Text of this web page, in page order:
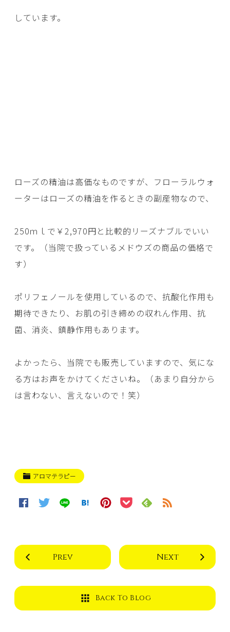
しています。
ローズの精油は高価なものですが、フローラルウォ
ーターはローズの精油を作るときの副産物なので、
250ｍｌで￥2,970円と比較的リーズナブルでいい
です。（当院で扱っているメドウズの商品の価格で
す）
ポリフェノールを使用しているので、抗酸化作用も
期待できたり、お肌の引き締めの収れん作用、抗
菌、消炎、鎮静作用もあります。
よかったら、当院でも販売していますので、気にな
る方はお声をかけてくださいね。（あまり自分から
は言わない、言えないので！笑）
アロマテラピー
Prev Next
Back To Blog